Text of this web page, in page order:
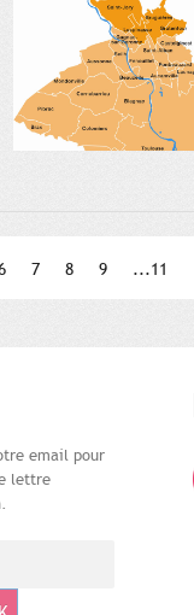
7 8 9 ...11
email pour
lettre